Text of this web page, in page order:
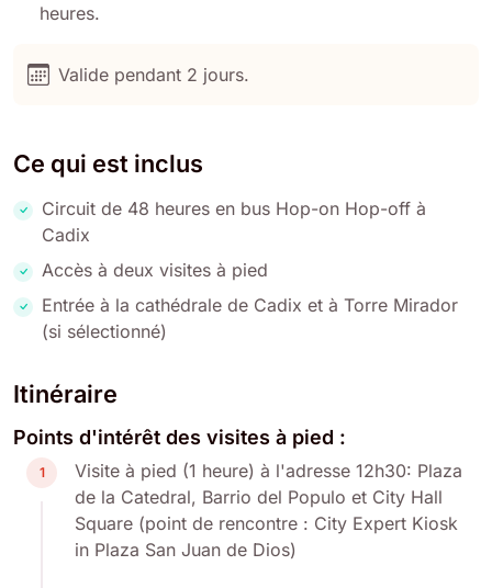
heures.
Valide pendant 2 jours.
Ce qui est inclus
Circuit de 48 heures en bus Hop-on Hop-off à
Cadix
Accès à deux visites à pied
Entrée à la cathédrale de Cadix et à Torre Mirador
(si sélectionné)
Itinéraire
Points d'intérêt des visites à pied :
1
Visite à pied (1 heure) à l'adresse 12h30: Plaza
de la Catedral, Barrio del Populo et City Hall
Square (point de rencontre : City Expert Kiosk
in Plaza San Juan de Dios)